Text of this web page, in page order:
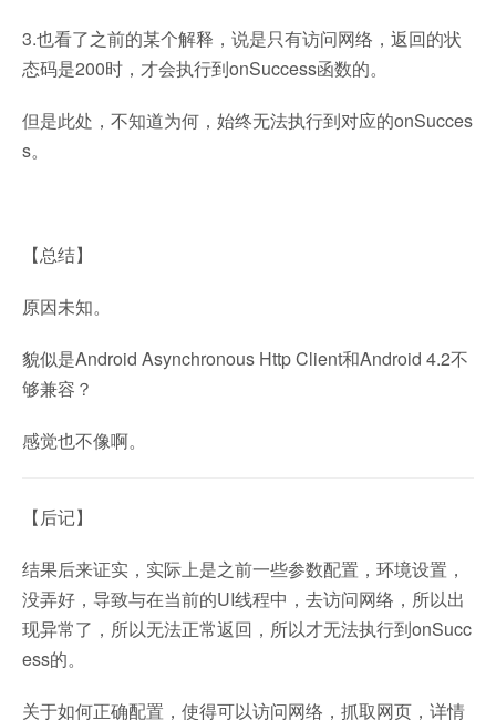
3.也看了之前的某个解释，说是只有访问网络，返回的状
态码是200时，才会执行到onSuccess函数的。
但是此处，不知道为何，始终无法执行到对应的onSucces
s。
【总结】
原因未知。
貌似是Android Asynchronous Http Client和Android 4.2不
够兼容？
感觉也不像啊。
【后记】
结果后来证实，实际上是之前一些参数配置，环境设置，
没弄好，导致与在当前的UI线程中，去访问网络，所以出
现异常了，所以无法正常返回，所以才无法执行到onSucc
ess的。
关于如何正确配置，使得可以访问网络，抓取网页，详情